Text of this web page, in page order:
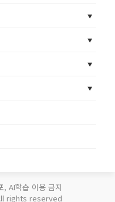
, AI학습 이용 금지
rights reserved